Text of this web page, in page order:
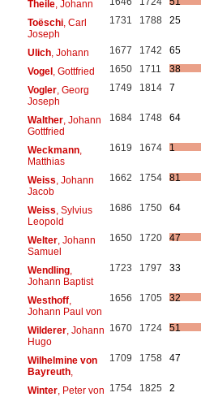
Theile, Johann
Toëschi, Carl
Joseph
1731 1788 25
Ulich, Johann 1677 1742
65
Vogel, Gottfried 1650 1711
38
Vogler, Georg
Joseph
1749 1814 7
Walther, Johann
Gottfried
1684 1748 64
Weckmann,
Matthias
1619 1674 1
Weiss , Johann
Jacob
1662 1754 81
Weiss , Sylvius
Leopold
1686 1750 64
Welter, Johann
Samuel
1650 1720 47
Wendling,
Johann Baptist
1723 1797 33
Westhoff,
Johann Paul von
1656 1705 32
Wilderer, Johann
Hugo
1670 1724 51
Wilhelmine von
Bayreuth,
1709 1758 47
Winter, Peter von 1754 1825
2